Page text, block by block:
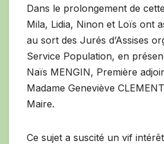
Dans le prolongement de
Mila, Lidia, Ninon et Loïs ont
au sort des Jurés d’Assises
Service Population, en
Naïs MENGIN, Première
Madame Geneviève
Maire.
Ce sujet a suscité un vif